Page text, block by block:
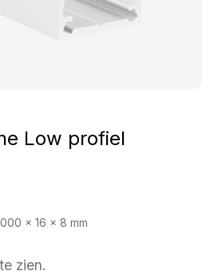
Low profiel
x 16 x 8 mm
zien.